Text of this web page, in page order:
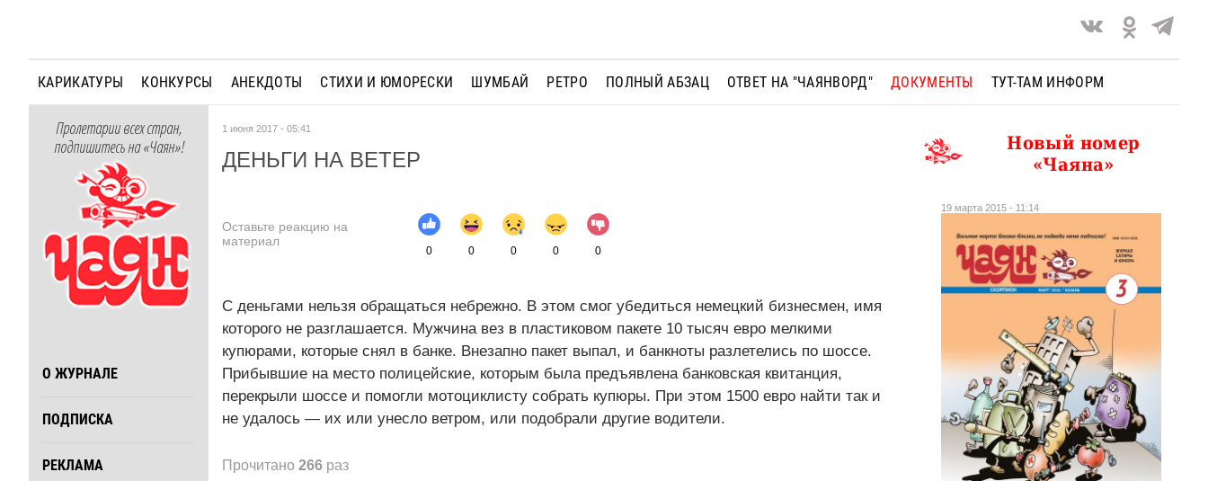
КАРИКАТУРЫ КОНКУРСЫ АНЕКДОТЫ СТИХИ И ЮМОРЕСКИ ШУМБАЙ РЕТРО ПОЛНЫЙ АБЗАЦ ОТВЕТ НА "ЧАЯНВОРД" ДОКУМЕНТЫ ТУТ-ТАМ ИНФОРМ
Пролетарии всех стран,
подпишитесь на «Чаян»!
О ЖУРНАЛЕ
ПОДПИСКА
РЕКЛАМА
1 июня 2017 - 05:41
ДЕНЬГИ НА ВЕТЕР
Оставьте реакцию на
материал
0 0 0 0 0
С деньгами нельзя обращаться небрежно. В этом смог убедиться немецкий бизнесмен, имя
которого не разглашается. Мужчина вез в пластиковом пакете 10 тысяч евро мелкими
купюрами, которые снял в банке. Внезапно пакет выпал, и банкноты разлетелись по шоссе.
Прибывшие на место полицейские, которым была предъявлена банковская квитанция,
перекрыли шоссе и помогли мотоциклисту собрать купюры. При этом 1500 евро найти так и
не удалось — их или унесло ветром, или подобрали другие водители.
Прочитано 266 раз
Новый номер
«Чаяна»
19 марта 2015 - 11:14